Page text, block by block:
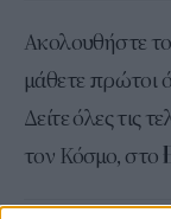
Ακολουθήστε το
μάθετε πρώτοι
Δείτε όλες τις
τον Κόσμο, στο